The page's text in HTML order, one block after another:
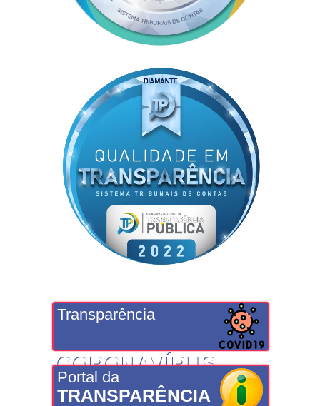
Transparência
CORONAVÍRUS
Portal da
TRANSPARÊNCIA